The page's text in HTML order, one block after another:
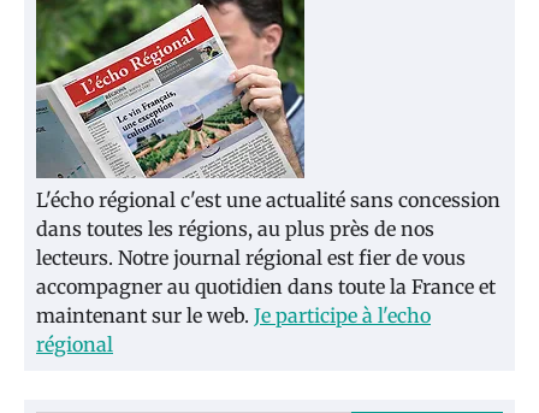
L'écho régional c'est une actualité sans concession
dans toutes les régions, au plus près de nos
lecteurs. Notre journal régional est fier de vous
accompagner au quotidien dans toute la France et
maintenant sur le web. Je participe à l'echo
régional